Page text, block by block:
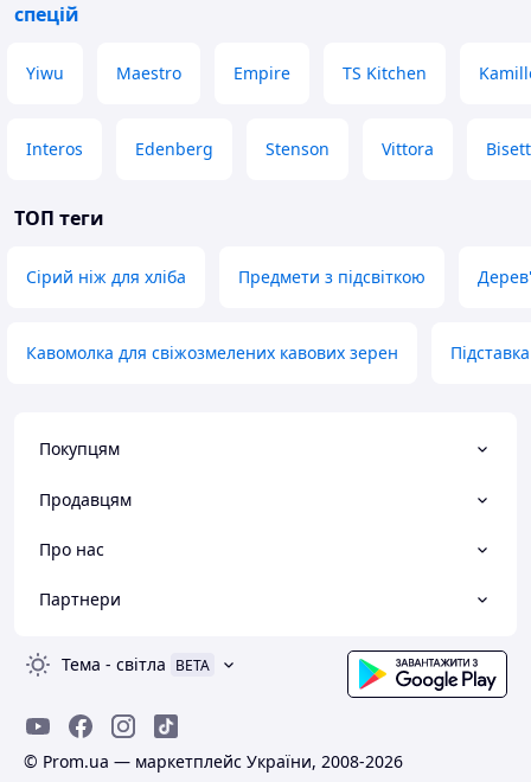
спецій
Yiwu Maestro Empire TS Kitchen
Interos Edenberg Stenson Vittora
ТОП теги
Сірий ніж для хліба Предмети з підсвіткою
Кавомолка для свіжозмелених кавових зерен
Покупцям
Продавцям
Про нас
Партнери
Тема - світла BETA
© Prom.ua — маркетплейс України, 2008-2026